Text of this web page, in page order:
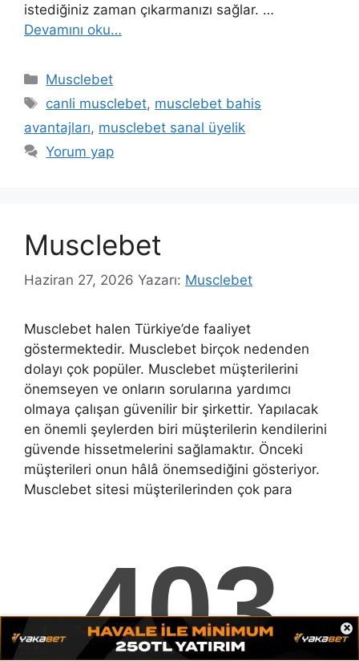
×
istediğiniz zaman çıkarmanızı sağlar. …
Devamını oku…
Kategoriler
Musclebet
Etiketler
canli musclebet, musclebet bahis
avantajları, musclebet sanal üyelik
Yorum yap
Musclebet
Haziran 27, 2026 Yazarı: Musclebet
Musclebet halen Türkiye’de faaliyet
göstermektedir. Musclebet birçok nedenden
dolayı çok popüler. Musclebet müşterilerini
önemseyen ve onların sorularına yardımcı
olmaya çalışan güvenilir bir şirkettir. Yapılacak
en önemli şeylerden biri müşterilerin kendilerini
güvende hissetmelerini sağlamaktır. Önceki
müşterileri onun hâlâ önemsediğini gösteriyor.
Musclebet sitesi müşterilerinden çok para
Kategoriler
Musclebet
Etiketler
Musclebet,Musclebet Güvenilirlik Sorusu
Musclebet Para Çekmek